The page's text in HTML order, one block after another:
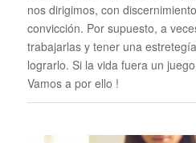
nos dirigimos, con
convicción. Por supuesto, a
trabajarlas y tener una
lograrlo. Si la vida fuera un
Vamos a por ello !